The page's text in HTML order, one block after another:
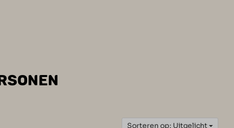
Sorteren op: Uitgelicht